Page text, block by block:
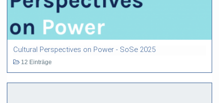
Cultural Perspectives on Power - SoSe 2025
12 Einträge